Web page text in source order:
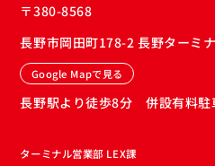
〒380-8568
長野市岡田町178-2 長野ターミ
Google Mapで見る
長野駅より徒歩8分 併設有料駐
ターミナル営業部 LEX課